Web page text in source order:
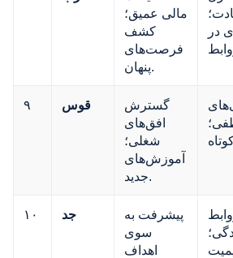
مالی عمیق؛
کشف
فرصت‌های
پنهان.
در
۹ قوس
گسترش
افق‌های
شغلی؛
آموزش‌های
جدید.
۱۰ جد
پیشرفت به
سوی
اهداف